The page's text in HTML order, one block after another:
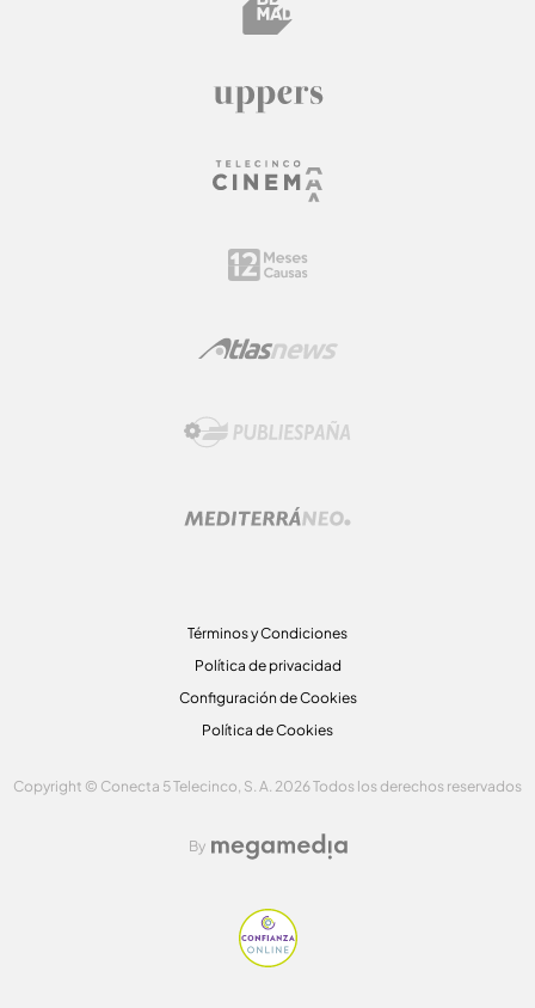
Términos y Condiciones
Política de privacidad
Configuración de Cookies
Política de Cookies
Copyright © Conecta 5 Telecinco, S. A. 2026 Todos los derechos reservados
By